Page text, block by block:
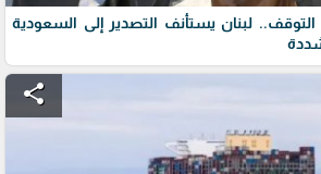
لبنان يستأنف التصدير إلى السعودية
share